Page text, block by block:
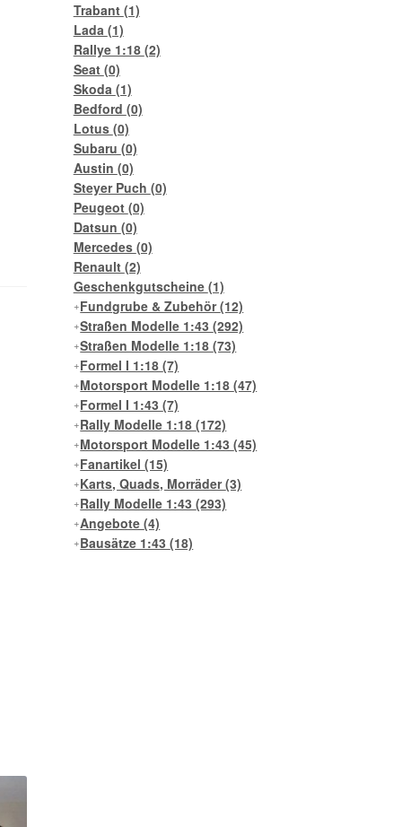
Trabant (1)
Lada (1)
Rallye 1:18 (2)
Seat (0)
Skoda (1)
Bedford (0)
Lotus (0)
Subaru (0)
Austin (0)
Steyer Puch (0)
Peugeot (0)
Datsun (0)
Mercedes (0)
Renault (2)
Geschenkgutscheine (1)
Fundgrube & Zubehör(12)
Straßen Modelle 1:43(292)
Straßen Modelle 1:18(73)
Formel I 1:18(7)
Motorsport Modelle 1:18(47)
Formel I 1:43(7)
Rally Modelle 1:18(172)
Motorsport Modelle 1:43(45)
Fanartikel(15)
Karts, Quads, Morräder(3)
Rally Modelle 1:43(293)
Angebote(4)
Bausätze 1:43(18)